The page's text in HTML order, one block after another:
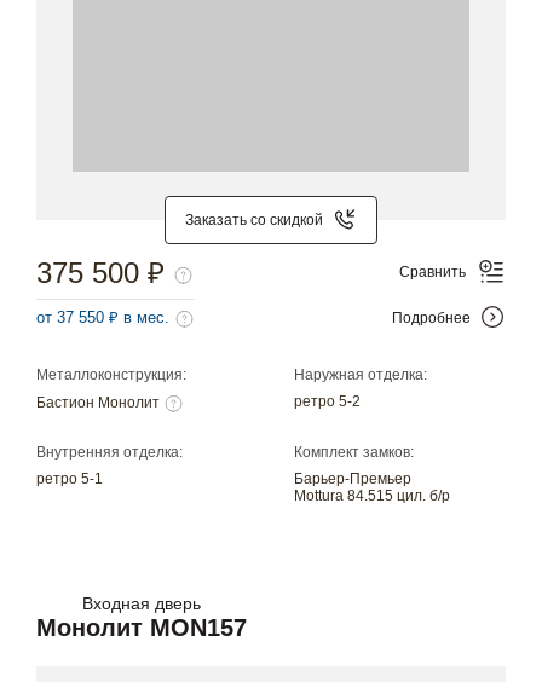
Заказать со скидкой
Металлоконструкция:
Бастион Монолит
Наружная отделка:
ретро 5-2
Внутренняя отделка:
ретро 5-1
Комплект замков:
Барьер-Премьер
Mottura 84.515 цил. б/р
375 500 ₽
от 37 550 ₽ в мес.
Сравнить
Подробнее
Входная дверь
Монолит MON157